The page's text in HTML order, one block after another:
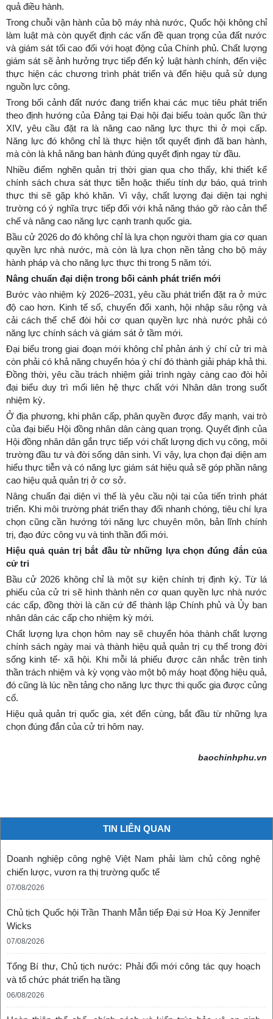
quả điều hành.
Trong chuỗi vận hành của bộ máy nhà nước, Quốc hội không chỉ
làm luật mà còn quyết định các vấn đề quan trọng của đất nước
và giám sát tối cao đối với hoạt động của Chính phủ. Chất lượng
giám sát sẽ ảnh hưởng trực tiếp đến kỷ luật hành chính, đến việc
thực hiện các chương trình phát triển và đến hiệu quả sử dụng
nguồn lực công.
Trong bối cảnh đất nước đang triển khai các mục tiêu phát triển
theo định hướng của Đảng tại Đại hội đại biểu toàn quốc lần thứ
XIV, yêu cầu đặt ra là nâng cao năng lực thực thi ở mọi cấp.
Năng lực đó không chỉ là thực hiện tốt quyết định đã ban hành,
mà còn là khả năng ban hành đúng quyết định ngay từ đầu.
Nhiều điểm nghẽn quản trị thời gian qua cho thấy, khi thiết kế
chính sách chưa sát thực tiễn hoặc thiếu tính dự báo, quá trình
thực thi sẽ gặp khó khăn. Vì vậy, chất lượng đại diện tại nghị
trường có ý nghĩa trực tiếp đối với khả năng tháo gỡ rào cản thể
chế và nâng cao năng lực cạnh tranh quốc gia.
Bầu cử 2026 do đó không chỉ là lựa chọn người tham gia cơ quan
quyền lực nhà nước, mà còn là lựa chọn nền tảng cho bộ máy
hành pháp và cho năng lực thực thi trong 5 năm tới.
Nâng chuẩn đại diện trong bối cảnh phát triển mới
Bước vào nhiệm kỳ 2026–2031, yêu cầu phát triển đặt ra ở mức
độ cao hơn. Kinh tế số, chuyển đổi xanh, hội nhập sâu rộng và
cải cách thể chế đòi hỏi cơ quan quyền lực nhà nước phải có
năng lực chính sách và giám sát ở tầm mới.
Đại biểu trong giai đoạn mới không chỉ phản ánh ý chí cử tri mà
còn phải có khả năng chuyển hóa ý chí đó thành giải pháp khả thi.
Đồng thời, yêu cầu trách nhiệm giải trình ngày càng cao đòi hỏi
đại biểu duy trì mối liên hệ thực chất với Nhân dân trong suốt
nhiệm kỳ.
Ở địa phương, khi phân cấp, phân quyền được đẩy mạnh, vai trò
của đại biểu Hội đồng nhân dân càng quan trọng. Quyết định của
Hội đồng nhân dân gắn trực tiếp với chất lượng dịch vụ công, môi
trường đầu tư và đời sống dân sinh. Vì vậy, lựa chọn đại diện am
hiểu thực tiễn và có năng lực giám sát hiệu quả sẽ góp phần nâng
cao hiệu quả quản trị ở cơ sở.
Nâng chuẩn đại diện vì thế là yêu cầu nội tại của tiến trình phát
triển. Khi môi trường phát triển thay đổi nhanh chóng, tiêu chí lựa
chọn cũng cần hướng tới năng lực chuyên môn, bản lĩnh chính
trị, đạo đức công vụ và tinh thần đổi mới.
Hiệu quả quản trị bắt đầu từ những lựa chọn đúng đắn của
cử tri
Bầu cử 2026 không chỉ là một sự kiện chính trị định kỳ. Từ lá
phiếu của cử tri sẽ hình thành nên cơ quan quyền lực nhà nước
các cấp, đồng thời là căn cứ để thành lập Chính phủ và Ủy ban
nhân dân các cấp cho nhiệm kỳ mới.
Chất lượng lựa chọn hôm nay sẽ chuyển hóa thành chất lượng
chính sách ngày mai và thành hiệu quả quản trị cụ thể trong đời
sống kinh tế- xã hội. Khi mỗi lá phiếu được cân nhắc trên tinh
thần trách nhiệm và kỳ vọng vào một bộ máy hoạt động hiệu quả,
đó cũng là lúc nền tảng cho năng lực thực thi quốc gia được củng
cố.
Hiệu quả quản trị quốc gia, xét đến cùng, bắt đầu từ những lựa
chọn đúng đắn của cử tri hôm nay.
baochinhphu.vn
TIN LIÊN QUAN
Doanh nghiệp công nghệ Việt Nam phải làm chủ công nghệ
chiến lược, vươn ra thị trường quốc tế
07/08/2026
Chủ tịch Quốc hội Trần Thanh Mẫn tiếp Đại sứ Hoa Kỳ Jennifer
Wicks
07/08/2026
Tổng Bí thư, Chủ tịch nước: Phải đổi mới công tác quy hoạch
và tổ chức phát triển hạ tầng
06/08/2026